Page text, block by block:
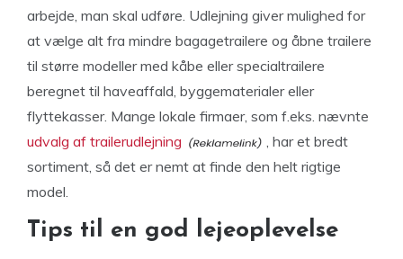
arbejde, man skal udføre. Udlejning giver mulighed for
at vælge alt fra mindre bagagetrailere og åbne trailere
til større modeller med kåbe eller specialtrailere
beregnet til haveaffald, byggematerialer eller
flyttekasser. Mange lokale firmaer, som f.eks. nævnte
udvalg af trailerudlejning
, har et bredt
sortiment, så det er nemt at finde den helt rigtige
model.
Tips til en god lejeoplevelse